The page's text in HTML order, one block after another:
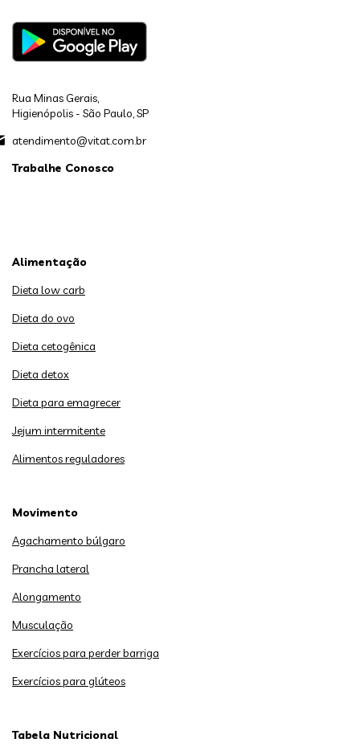
Rua Minas Gerais,
Higienópolis - São Paulo, SP
atendimento@vitat.com.br
Trabalhe Conosco
Alimentação
Dieta low carb
Dieta do ovo
Dieta cetogênica
Dieta detox
Dieta para emagrecer
Jejum intermitente
Alimentos reguladores
Movimento
Agachamento búlgaro
Prancha lateral
Alongamento
Musculação
Exercícios para perder barriga
Exercícios para glúteos
Tabela Nutricional